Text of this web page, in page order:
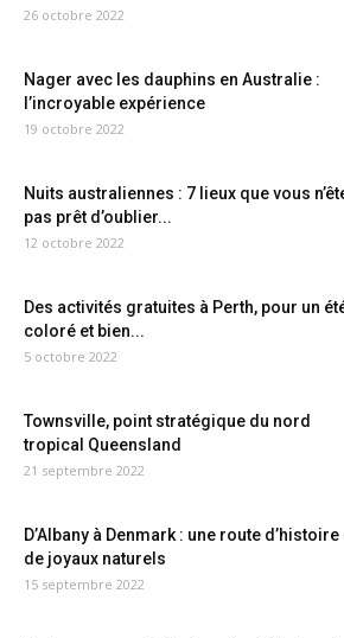
26 octobre 2022
Nager avec les dauphins en Australie :
l’incroyable expérience
19 octobre 2022
Nuits australiennes : 7 lieux que vous
pas prêt d’oublier...
12 octobre 2022
Des activités gratuites à Perth, pour un
coloré et bien...
5 octobre 2022
Townsville, point stratégique du nord
tropical Queensland
21 septembre 2022
D’Albany à Denmark : une route d’histoire
de joyaux naturels
15 septembre 2022